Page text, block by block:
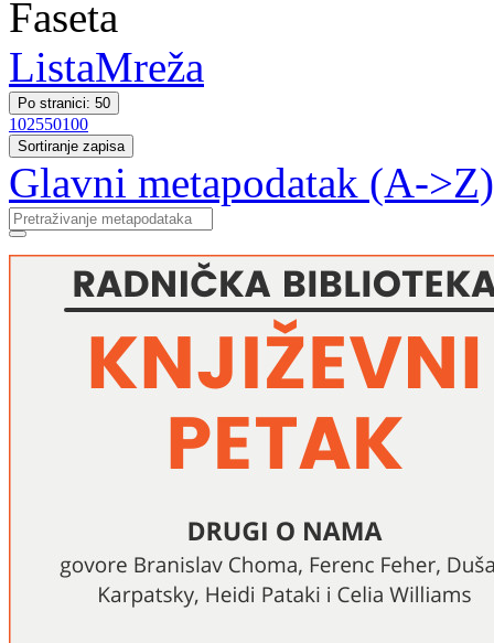
Faseta
ListaMreža
Po stranici: 50
102550100
Sortiranje zapisa
Glavni metapodatak (A->Z)